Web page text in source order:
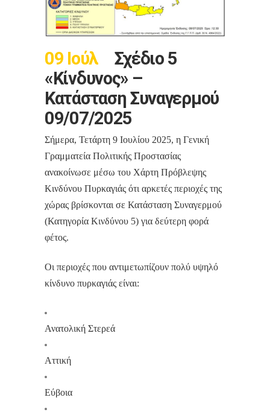
09 Ιούλ
Σχέδιο 5
«Κίνδυνος» –
Κατάσταση Συναγερμού
09/07/2025
Σήμερα, Τετάρτη 9 Ιουλίου 2025, η Γενική
Γραμματεία Πολιτικής Προστασίας
ανακοίνωσε μέσω του Χάρτη Πρόβλεψης
Κινδύνου Πυρκαγιάς ότι αρκετές περιοχές της
χώρας βρίσκονται σε Κατάσταση Συναγερμού
(Κατηγορία Κινδύνου 5) για δεύτερη φορά
φέτος.
Οι περιοχές που αντιμετωπίζουν πολύ υψηλό
κίνδυνο πυρκαγιάς είναι:
Ανατολική Στερεά
Αττική
Εύβοια